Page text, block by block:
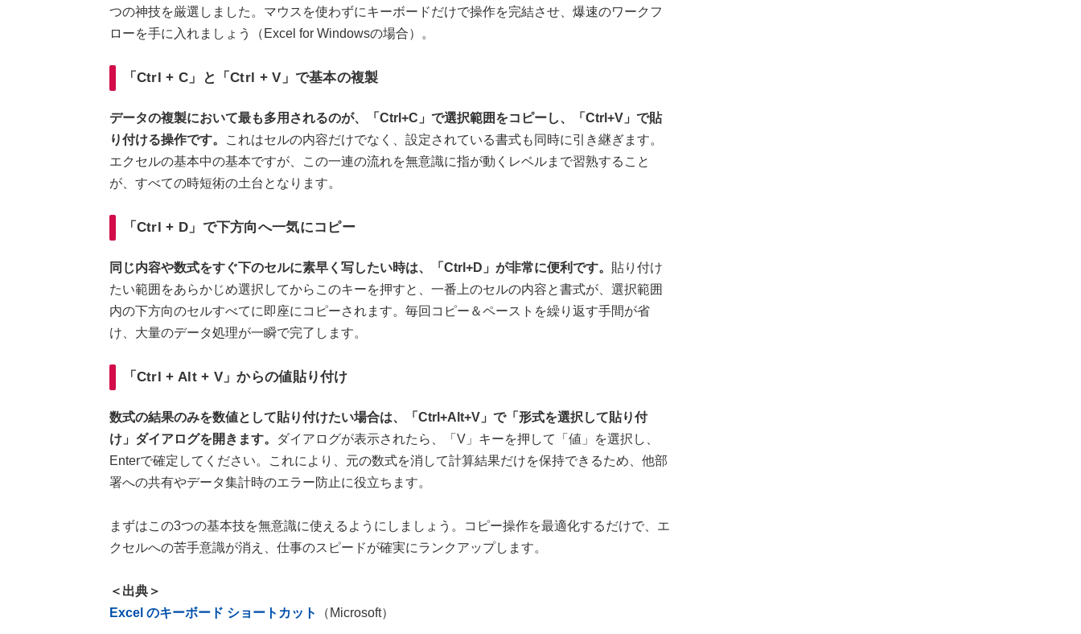
つの神技を厳選しました。マウスを使わずにキーボードだけで操作を完結させ、爆速のワークフ
ローを手に入れましょう（Excel for Windowsの場合）。
「Ctrl + C」と「Ctrl + V」で基本の複製
データの複製において最も多用されるのが、「Ctrl+C」で選択範囲をコピーし、「Ctrl+V」で貼
り付ける操作です。
これはセルの内容だけでなく、設定されている書式も同時に引き継ぎます。
エクセルの基本中の基本ですが、この一連の流れを無意識に指が動くレベルまで習熟すること
が、すべての時短術の土台となります。
「Ctrl + D」で下方向へ一気にコピー
同じ内容や数式をすぐ下のセルに素早く写したい時は、「Ctrl+D」が非常に便利です。 貼り付け
たい範囲をあらかじめ選択してからこのキーを押すと、一番上のセルの内容と書式が、選択範囲
内の下方向のセルすべてに即座にコピーされます。毎回コピー＆ペーストを繰り返す手間が省
け、大量のデータ処理が一瞬で完了します。
「Ctrl + Alt + V」からの値貼り付け
数式の結果のみを数値として貼り付けたい場合は、「Ctrl+Alt+V」で「形式を選択して貼り付
け」ダイアログを開きます。
ダイアログが表示されたら、「V」キーを押して「値」を選択し、
Enterで確定してください。これにより、元の数式を消して計算結果だけを保持できるため、他部
署への共有やデータ集計時のエラー防止に役立ちます。
まずはこの3つの基本技を無意識に使えるようにしましょう。コピー操作を最適化するだけで、エ
クセルへの苦手意識が消え、仕事のスピードが確実にランクアップします。
＜出典＞
Excel のキーボード ショートカット
（Microsoft）